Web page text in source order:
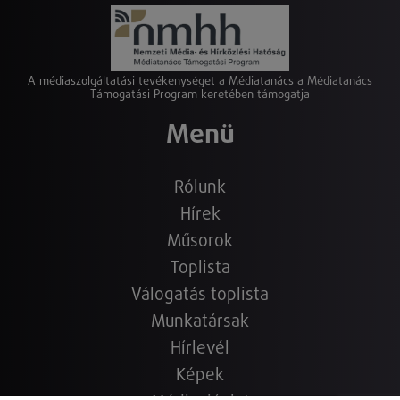
A médiaszolgáltatási tevékenységet a Médiatanács a Médiatanács
Támogatási Program keretében támogatja
Menü
Rólunk
Hírek
Műsorok
Toplista
Válogatás toplista
Munkatársak
Hírlevél
Képek